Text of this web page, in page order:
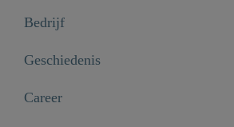
Bedrijf
Geschiedenis
Career